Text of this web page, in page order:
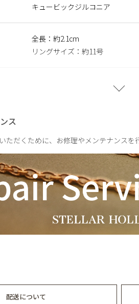
キュービックジルコニア
全長：約2.1cm
リングサイズ：約11号
ス
ただくために、お修理やメンテナンスを
配送について